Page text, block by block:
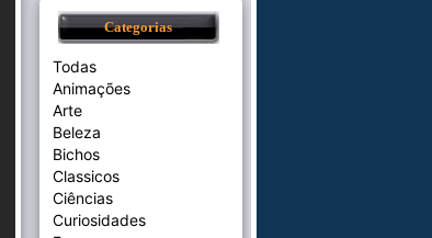
Categorias
Todas
Animações
Arte
Beleza
Bichos
Classicos
Ciências
Curiosidades